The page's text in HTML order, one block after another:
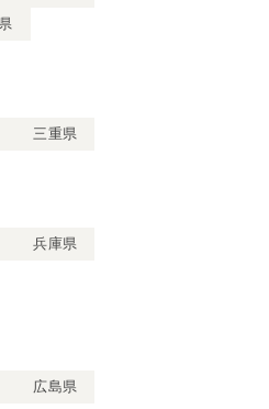
三重県
兵庫県
広島県